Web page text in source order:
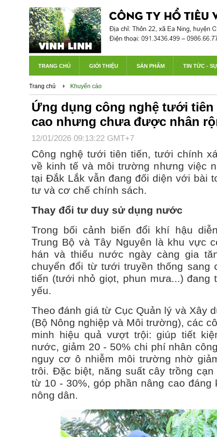
TRANG CHỦ GIỚI THIỆU SẢN PHẨM TIN TỨC -
Trang chủ Khuyến cáo
Ứng dụng công nghệ tưới tiên
cao nhưng chưa được nhân
12/01/2026 09:13:22 GMT+7
Công nghệ tưới tiên tiến, tưới chính
về kinh tế và môi trường nhưng việc
tại Đắk Lắk vẫn đang đối diện với bài
tư và cơ chế chính sách.
Thay đổi tư duy sử dụng nước
Trong bối cảnh biến đổi khí hậu
Trung Bộ và Tây Nguyên là khu vực
hán và thiếu nước ngày càng gia
chuyển đổi từ tưới truyền thống sang
tiến (tưới nhỏ giọt, phun mưa...) đang
yếu.
Theo đánh giá từ Cục Quản lý và Xây
(Bộ Nông nghiệp và Môi trường), các
minh hiệu quả vượt trội: giúp tiết
nước, giảm 20 - 50% chi phí nhân
nguy cơ ô nhiễm môi trường nhờ
trôi. Đặc biệt, năng suất cây trồng
từ 10 - 30%, góp phần nâng cao
nông dân.